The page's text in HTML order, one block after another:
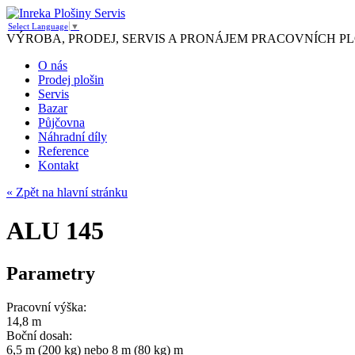
Select Language ▼
VÝROBA, PRODEJ, SERVIS A PRONÁJEM PRACOVNÍCH
O nás
Prodej plošin
Servis
Bazar
Půjčovna
Náhradní díly
Reference
Kontakt
« Zpět na hlavní stránku
ALU 145
Parametry
Pracovní výška:
14,8 m
Boční dosah:
6,5 m (200 kg) nebo 8 m (80 kg) m